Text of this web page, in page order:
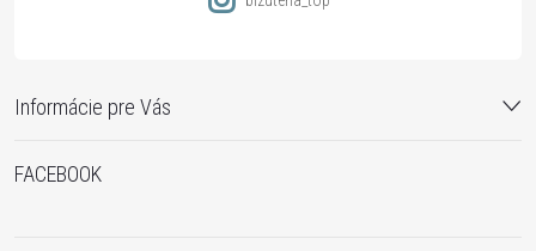
Informácie pre Vás
FACEBOOK